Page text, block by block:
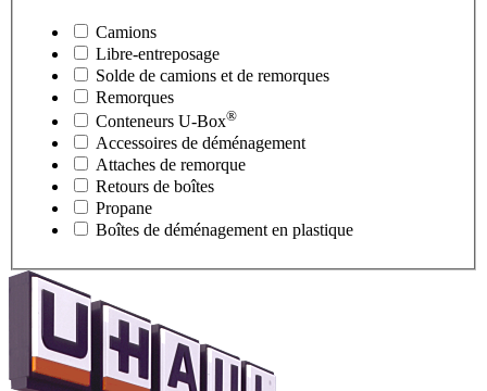
Camions
Libre-entreposage
Solde de camions et de remorques
Remorques
Conteneurs U-Box®
Accessoires de déménagement
Attaches de remorque
Retours de boîtes
Propane
Boîtes de déménagement en plastique